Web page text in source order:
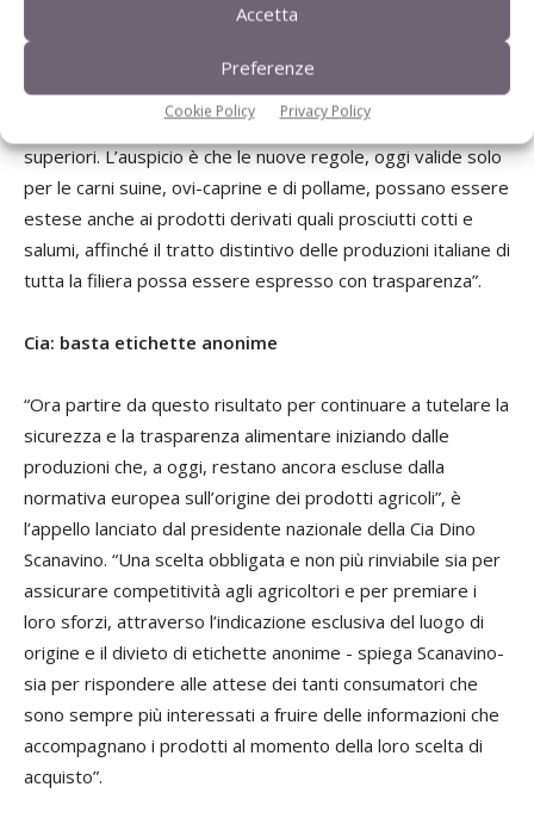
Accetta
Preferenze
Cookie Policy Privacy Policy
Parallelamente l’introduzione dell’indicazione di origine
delle carni rappresenta una condizione fondamentale per
valorizzare le produzioni, e quindi gli operatori, nazionali,
riconoscendone le caratteristiche qualitativamente
superiori. L’auspicio è che le nuove regole, oggi valide solo
per le carni suine, ovi-caprine e di pollame, possano essere
estese anche ai prodotti derivati quali prosciutti cotti e
salumi, affinché il tratto distintivo delle produzioni italiane di
tutta la filiera possa essere espresso con trasparenza”.
Cia: basta etichette anonime
“Ora partire da questo risultato per continuare a tutelare la
sicurezza e la trasparenza alimentare iniziando dalle
produzioni che, a oggi, restano ancora escluse dalla
normativa europea sull’origine dei prodotti agricoli”, è
l’appello lanciato dal presidente nazionale della Cia Dino
Scanavino. “Una scelta obbligata e non più rinviabile sia per
assicurare competitività agli agricoltori e per premiare i
loro sforzi, attraverso l’indicazione esclusiva del luogo di
origine e il divieto di etichette anonime - spiega Scanavino-
sia per rispondere alle attese dei tanti consumatori che
sono sempre più interessati a fruire delle informazioni che
accompagnano i prodotti al momento della loro scelta di
acquisto”.